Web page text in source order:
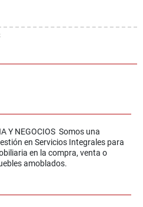
Y NEGOCIOS Somos una
en Servicios Integrales para
en la compra, venta o
amoblados.